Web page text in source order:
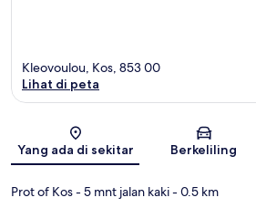
Peta
Kleovoulou, Kos, 853 00
Lihat di peta
Yang ada di sekitar Berkeliling
Prot of Kos- 5 mnt jalan kaki- 0.5 km